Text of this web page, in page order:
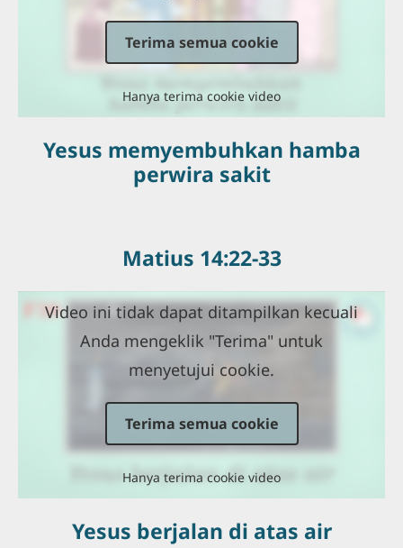
Terima semua cookie
Hanya terima cookie video
Yesus memyembuhkan hamba
perwira sakit
Matius 14:22-33
Video ini tidak dapat ditampilkan kecuali
Anda mengeklik "Terima" untuk
menyetujui cookie.
Terima semua cookie
Hanya terima cookie video
Yesus berjalan di atas air